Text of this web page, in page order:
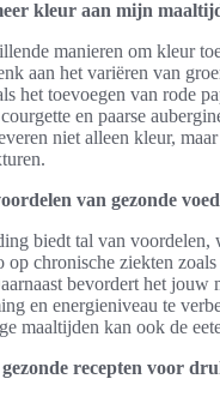
kleur aan mijn
manieren om kleur
aan het variëren van
het toevoegen van rode
en paarse
niet alleen kleur,
van gezonde
biedt tal van voordelen,
op chronische ziekten zoals
bevordert het jouw
en energieniveau te
maaltijden kan ook de
recepten voor